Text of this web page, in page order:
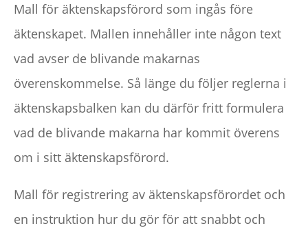
/
Fri
text
mängd
Mall för äktenskapsförord som ingås före
äktenskapet. Mallen innehåller inte någon text
vad avser de blivande makarnas
överenskommelse. Så länge du följer reglerna i
äktenskapsbalken kan du därför fritt formulera
vad de blivande makarna har kommit överens
om i sitt äktenskapsförord.
Mall för registrering av äktenskapsförordet och
en instruktion hur du gör för att snabbt och